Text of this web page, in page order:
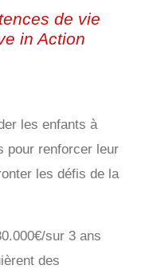
de vie
in Action
les enfants à
pour renforcer leur
les défis de la
sur 3 ans
des